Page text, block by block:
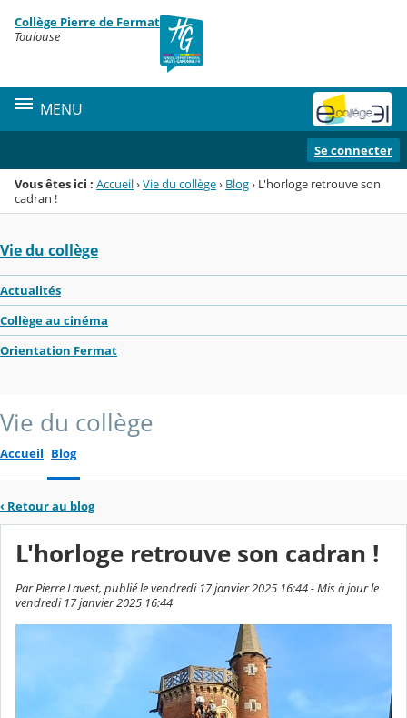
Menu de la rubrique
Contenu
Collège Pierre de Fermat
Toulouse
MENU
Se connecter
Vous êtes ici : Accueil›Vie du collège› Blog› L'horloge retrouve son
cadran !
Vie du collège
Actualités
Collège au cinéma
Orientation Fermat
Vie du collège
Accueil Blog
‹ Retour au blog
L'horloge retrouve son cadran !
Par Pierre Lavest, publié le vendredi 17 janvier 2025 16:44 - Mis à jour le
vendredi 17 janvier 2025 16:44